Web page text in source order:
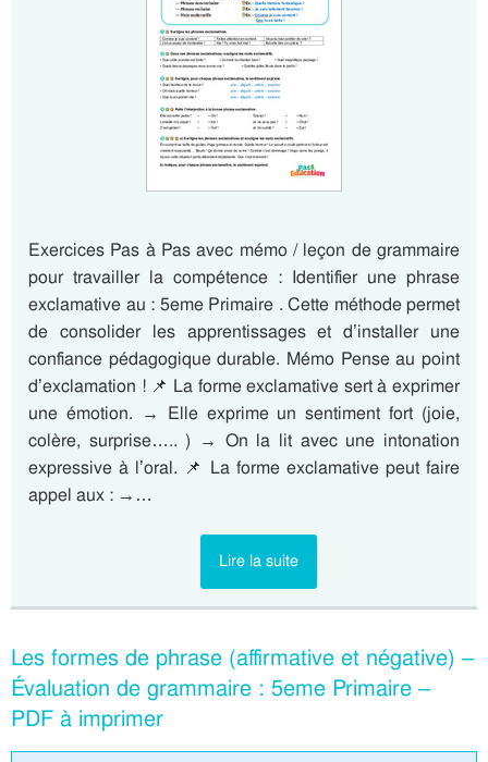
Exercices Pas à Pas avec mémo / leçon de grammaire
pour travailler la compétence : Identifier une phrase
exclamative au : 5eme Primaire . Cette méthode permet
de consolider les apprentissages et d’installer une
confiance pédagogique durable. Mémo Pense au point
d’exclamation ! 📌 La forme exclamative sert à exprimer
une émotion. → Elle exprime un sentiment fort (joie,
colère, surprise….. ) → On la lit avec une intonation
expressive à l’oral. 📌 La forme exclamative peut faire
appel aux : →…
Lire la suite
Les formes de phrase (affirmative et négative) –
Évaluation de grammaire : 5eme Primaire –
PDF à imprimer